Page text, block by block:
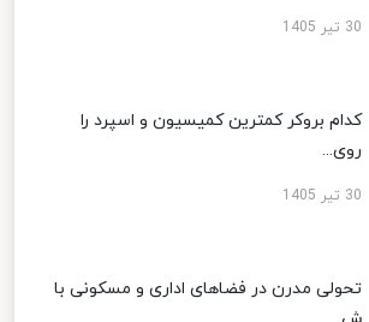
30 تیر 1405
کدام بروکر کمترین کمیسیون و اسپرد را
روی...
30 تیر 1405
تحولی مدرن در فضاهای اداری و مسکونی با